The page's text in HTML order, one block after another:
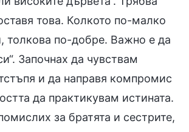
това. Колкото по-малко
толкова по-добре. Важно е да
Започнах да чувствам
и да направя компромис
да практикувам истината.
за братята и сестрите,